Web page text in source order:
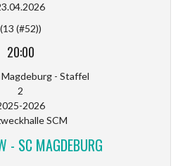
(13 (#52))
20:00
- Staffel
2
2026
SCM
- SC MAGDEBURG